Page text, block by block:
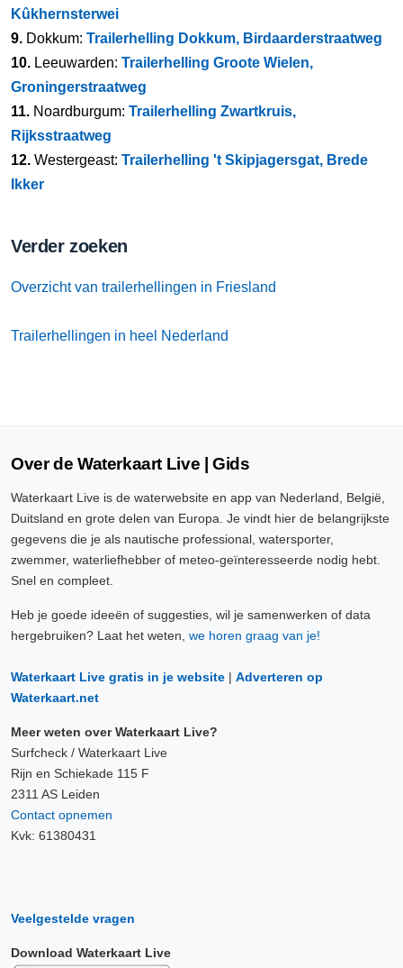
Kûkhernsterwei
9. Dokkum: Trailerhelling Dokkum, Birdaarderstraatweg
10. Leeuwarden: Trailerhelling Groote Wielen,
Groningerstraatweg
11. Noardburgum: Trailerhelling Zwartkruis,
Rijksstraatweg
12. Westergeast: Trailerhelling 't Skipjagersgat, Brede
Ikker
Verder zoeken
Overzicht van trailerhellingen in Friesland
Trailerhellingen in heel Nederland
Over de Waterkaart Live | Gids
Waterkaart Live is de waterwebsite en app van Nederland, België,
Duitsland en grote delen van Europa. Je vindt hier de belangrijkste
gegevens die je als nautische professional, watersporter,
zwemmer, waterliefhebber of meteo-geïnteresseerde nodig hebt.
Snel en compleet.
Heb je goede ideeën of suggesties, wil je samenwerken of data
hergebruiken? Laat het weten, we horen graag van je!
Waterkaart Live gratis in je website | Adverteren op
Waterkaart.net
Meer weten over Waterkaart Live?
Surfcheck / Waterkaart Live
Rijn en Schiekade 115 F
2311 AS Leiden
Contact opnemen
Kvk: 61380431
Veelgestelde vragen
Download Waterkaart Live